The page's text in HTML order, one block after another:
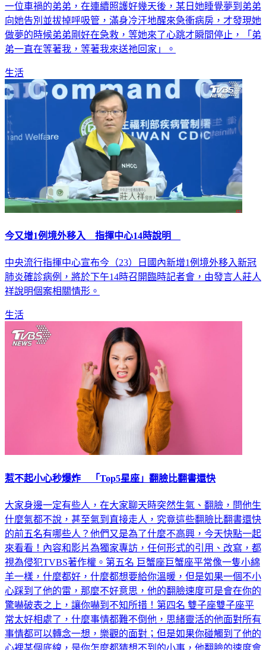
在醫院工作的護理師表示，她10多年前還是菜鳥時病房收治了
一位車禍的弟弟，在連續照護好幾天後，某日她睡覺夢到弟弟
向她告別並拔掉呼吸管，滿身冷汗地醒來急衝病房，才發現她
做夢的時候弟弟剛好在急救，等她來了心跳才瞬間停止，「弟
生活
中央流行指揮中心宣布今（23）日國內新增1例境外移入新冠
肺炎確診病例，將於下午14時召開臨時記者會，由發言人莊人
生活
大家身邊一定有些人，在大家聊天時突然生氣、翻臉，問他生
什麼氣都不說，甚至氣到直接走人，究竟這些翻臉比翻書還快
的前五名有哪些人？他們又是為了什麼不高興，今天快點一起
來看看！內容和影片為獨家專訪，任何形式的引用、改寫，都
視為侵犯TVBS著作權。第五名 巨蟹座巨蟹座平常像一隻小綿
羊一樣，什麼都好，什麼都想要給你溫暖，但是如果一個不小
心踩到了他的雷，那麼不好意思，他的翻臉速度可是會在你的
驚嚇破表之上，讓你嚇到不知所措！第四名 雙子座雙子座平
常太好相處了，什麼事情都難不倒他，思緒靈活的他面對所有
事情都可以轉念一想，樂觀的面對；但是如果你碰觸到了他的